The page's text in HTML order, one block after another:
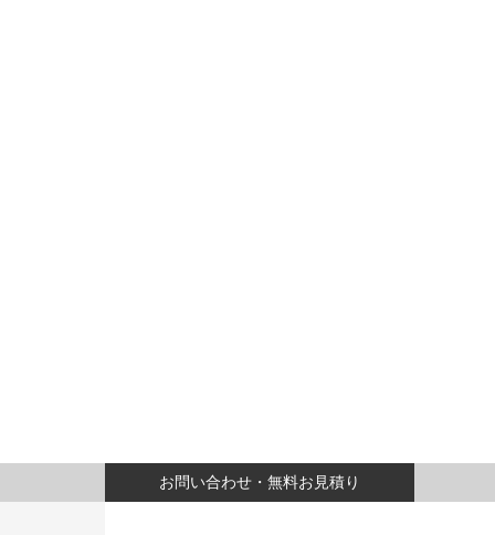
お問い合わせ・無料お見積り